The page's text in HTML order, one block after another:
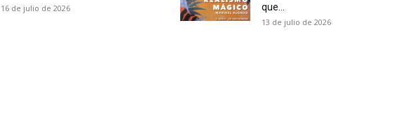
16 de julio de 2026
que...
13 de julio de 2026